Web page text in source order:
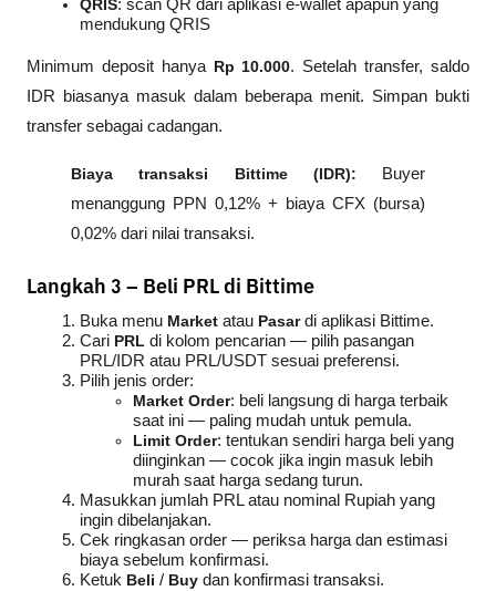
QRIS: scan QR dari aplikasi e-wallet apapun yang
mendukung QRIS
Minimum deposit hanya Rp 10.000. Setelah transfer, saldo
IDR biasanya masuk dalam beberapa menit. Simpan bukti
transfer sebagai cadangan.
Biaya transaksi Bittime (IDR): Buyer
menanggung PPN 0,12% + biaya CFX (bursa)
0,02% dari nilai transaksi.
Langkah 3 – Beli PRL di Bittime
Buka menu Market atau Pasar di aplikasi Bittime.
Cari PRL di kolom pencarian — pilih pasangan
PRL/IDR atau PRL/USDT sesuai preferensi.
Pilih jenis order:
Market Order: beli langsung di harga terbaik
saat ini — paling mudah untuk pemula.
Limit Order: tentukan sendiri harga beli yang
diinginkan — cocok jika ingin masuk lebih
murah saat harga sedang turun.
Masukkan jumlah PRL atau nominal Rupiah yang
ingin dibelanjakan.
Cek ringkasan order — periksa harga dan estimasi
biaya sebelum konfirmasi.
Ketuk Beli / Buy dan konfirmasi transaksi.